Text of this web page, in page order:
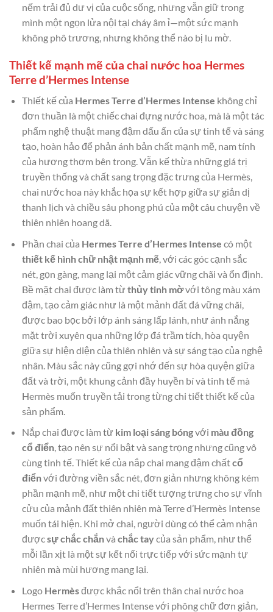
nếm trải đủ dư vị của cuộc sống, nhưng vẫn giữ trong
mình một ngọn lửa nội tại cháy âm ỉ—một sức mạnh
không phô trương, nhưng không thể nào bị lu mờ.
Thiết kế mạnh mẽ của chai nước hoa Hermes
Terre d’Hermes Intense
Thiết kế của Hermes Terre d’Hermes Intense không chỉ
đơn thuần là một chiếc chai đựng nước hoa, mà là một tác
phẩm nghệ thuật mang đậm dấu ấn của sự tinh tế và sáng
tạo, hoàn hảo để phản ánh bản chất mạnh mẽ, nam tính
của hương thơm bên trong. Vẫn kế thừa những giá trị
truyền thống và chất sang trọng đặc trưng của Hermès,
chai nước hoa này khắc họa sự kết hợp giữa sự giản dị
thanh lịch và chiều sâu phong phú của một câu chuyện về
thiên nhiên hoang dã.
Phần chai của Hermes Terre d’Hermes Intense có một
thiết kế hình chữ nhật mạnh mẽ, với các góc cạnh sắc
nét, gọn gàng, mang lại một cảm giác vững chãi và ổn định.
Bề mặt chai được làm từthủy tinh mờvới tông màu xám
đậm, tạo cảm giác như là một mảnh đất đá vững chãi,
được bao bọc bởi lớp ánh sáng lấp lánh, như ánh nắng
mặt trời xuyên qua những lớp đá trầm tích, hòa quyện
giữa sự hiện diện của thiên nhiên và sự sáng tạo của nghệ
nhân. Màu sắc này cũng gợi nhớ đến sự hòa quyện giữa
đất và trời, một khung cảnh đầy huyền bí và tinh tế mà
Hermès muốn truyền tải trong từng chi tiết thiết kế của
sản phẩm.
Nắp chai được làm từ kim loại sáng bóngvới màu đồng
cổ điển, tạo nên sự nổi bật và sang trọng nhưng cũng vô
cùng tinh tế. Thiết kế của nắp chai mang đậm chấtcổ
điểnvới đường viền sắc nét, đơn giản nhưng không kém
phần mạnh mẽ, như một chi tiết tượng trưng cho sự vĩnh
cửu của mảnh đất thiên nhiên mà Terre d’Hermès Intense
muốn tái hiện. Khi mở chai, người dùng có thể cảm nhận
đượcsự chắc chắnvà chắc taycủa sản phẩm, như thể
mỗi lần xịt là một sự kết nối trực tiếp với sức mạnh tự
nhiên mà mùi hương mang lại.
Logo Hermèsđược khắc nổi trên thân chai nước hoa
Hermes Terre d’Hermes Intense với phông chữ đơn giản,